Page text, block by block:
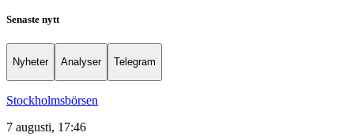
Senaste nytt
Nyheter Analyser Telegram
Stockholmsbörsen
7 augusti, 17:46